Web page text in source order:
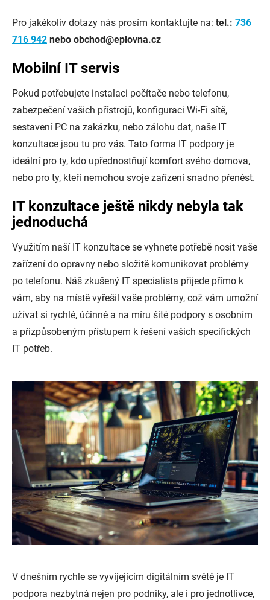
Pro jakékoliv dotazy nás prosím kontaktujte na: tel.: 736
716 942 nebo obchod@eplovna.cz
Mobilní IT servis
Pokud potřebujete instalaci počítače nebo telefonu,
zabezpečení vašich přístrojů, konfiguraci Wi-Fi sítě,
sestavení PC na zakázku, nebo zálohu dat, naše IT
konzultace jsou tu pro vás. Tato forma IT podpory je
ideální pro ty, kdo upřednostňují komfort svého domova,
nebo pro ty, kteří nemohou svoje zařízení snadno přenést.
IT konzultace ještě nikdy nebyla tak
jednoduchá
Využitím naší IT konzultace se vyhnete potřebě nosit vaše
zařízení do opravny nebo složitě komunikovat problémy
po telefonu. Náš zkušený IT specialista přijede přímo k
vám, aby na místě vyřešil vaše problémy, což vám umožní
užívat si rychlé, účinné a na míru šité podpory s osobním
a přizpůsobeným přístupem k řešení vašich specifických
IT potřeb.
V dnešním rychle se vyvíjejícím digitálním světě je IT
podpora nezbytná nejen pro podniky, ale i pro jednotlivce,